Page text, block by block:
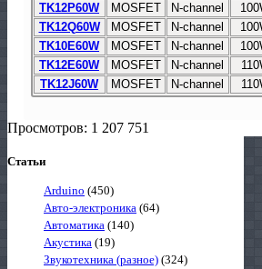
TK12P60W
MOSFET N-channel
TK12Q60W
MOSFET N-channel
TK10E60W
MOSFET N-channel
TK12E60W
MOSFET N-channel
TK12J60W
MOSFET N-channel
Просмотров: 1 207 751
Статьи
Arduino (450)
Авто-электроника (64)
Автоматика (140)
Акустика (19)
Звукотехника (разное) (324)